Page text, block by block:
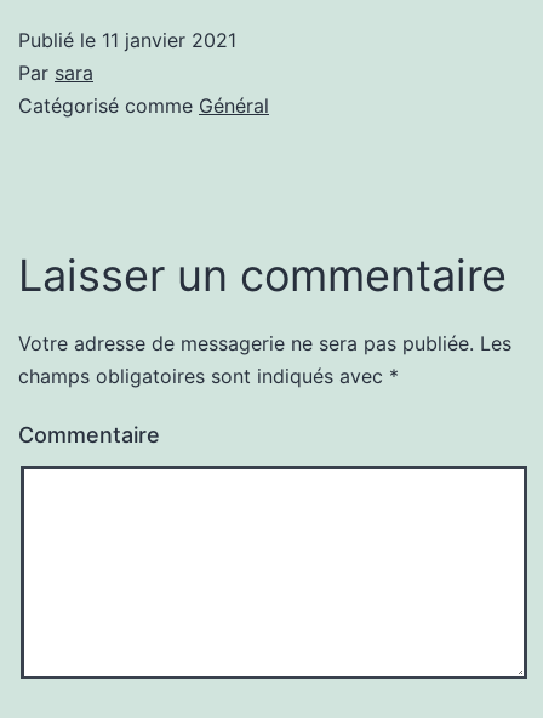
Publié le 11 janvier 2021
Par sara
Catégorisé comme Général
Laisser un commentaire
Votre adresse de messagerie ne sera pas publiée. Les
champs obligatoires sont indiqués avec *
Commentaire